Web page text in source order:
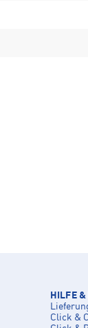
HILFE
Click &